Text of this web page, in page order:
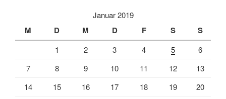
Januar 2019
M D M D F S S
1 2 3 4 5
6
7
8 9 10 11 12
13
14
15 16 17 18 19
20